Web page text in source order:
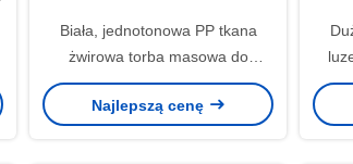
Biała, jednotonowa PP tkana
żwirowa torba masowa do
zastosowań w budownictwie
Najlepszą cenę